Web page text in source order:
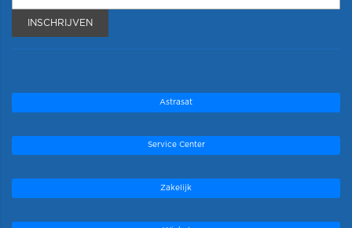
INSCHRIJVEN
Astrasat
Service Center
Zakelijk